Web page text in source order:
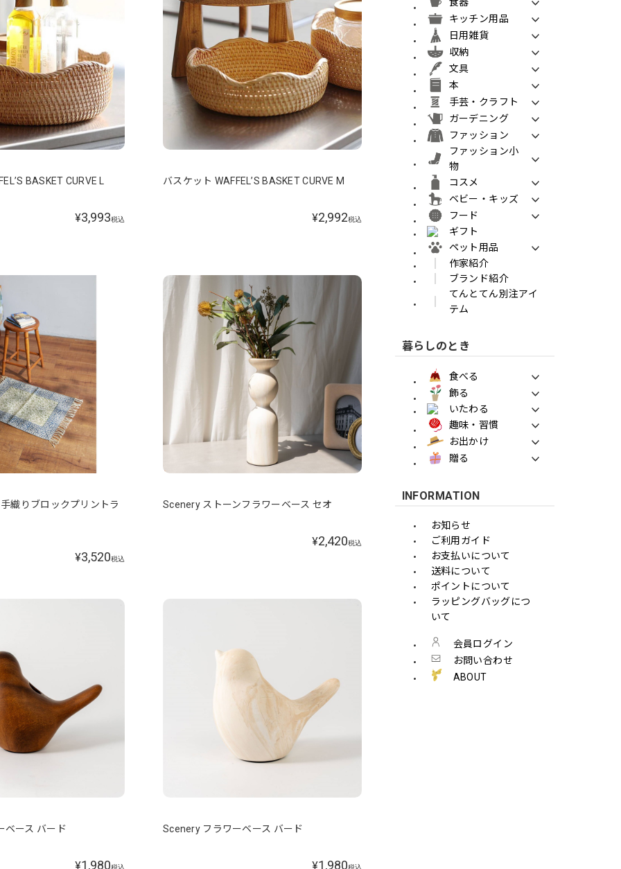
BASKET CURVE L
¥3,993税込
バスケット WAFFEL’S BASKET CURVE M
¥2,992税込
織りブロックプリントラ
¥3,520税込
Scenery ストーンフラワーベース セオ
¥2,420税込
ベース バード
¥1,980税込
Scenery フラワーベース バード
¥1,980税込
キッチン用品
日用雑貨
収納
文具
本
手芸・クラフト
ガーデニング
ファッション
ファッション小
物
コスメ
ベビー・キッズ
フード
ギフト
ペット用品
作家紹介
ブランド紹介
てんとてん別注アイ
テム
暮らしのとき
食べる
飾る
いたわる
趣味・習慣
お出かけ
贈る
INFORMATION
お知らせ
ご利用ガイド
お支払いについて
送料について
ポイントについて
ラッピングバッグにつ
いて
会員ログイン
お問い合わせ
ABOUT